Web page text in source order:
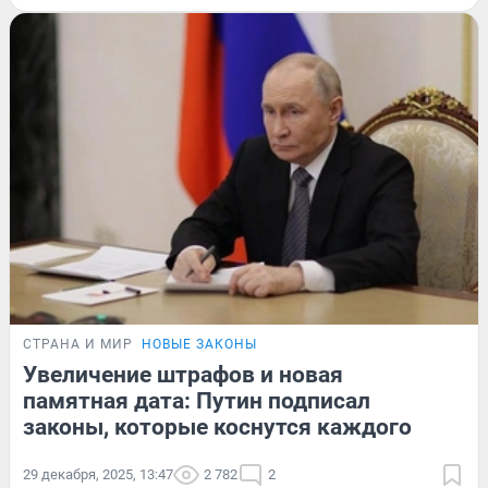
СТРАНА И МИР НОВЫЕ ЗАКОНЫ
Увеличение штрафов и новая
памятная дата: Путин подписал
законы, которые коснутся каждого
29 декабря, 2025, 13:47 2 782 2